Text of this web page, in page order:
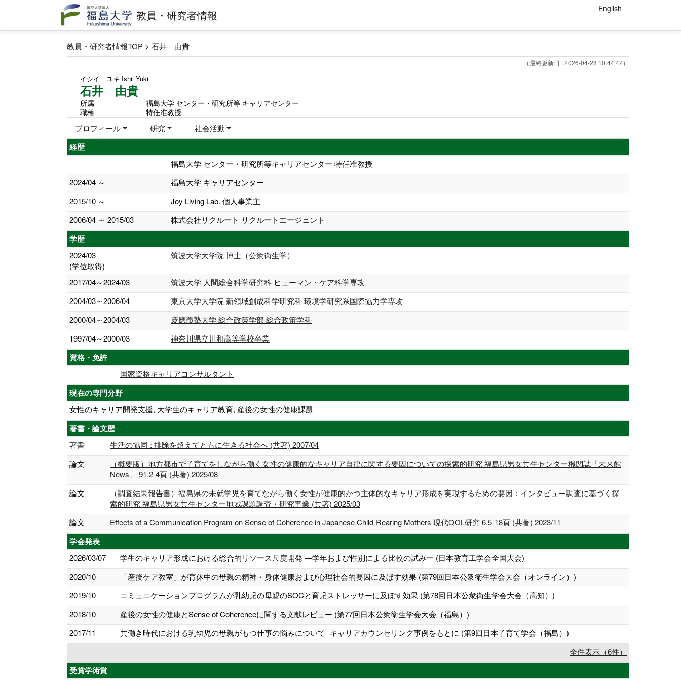
教員・研究者情報 English
教員・研究者情報TOP > 石井 由貴
（最終更新日 : 2026-04-28 10:44:42）
イシイ ユキ Ishii Yuki
石井 由貴
所属
福島大学 センター・研究所等 キャリアセンター
職種
特任准教授
プロフィール 研究 社会活動
経歴
福島大学 センター・研究所等キャリアセンター 特任准教授
2024/04 ～
福島大学 キャリアセンター
2015/10 ～
Joy Living Lab. 個人事業主
2006/04 ～ 2015/03
株式会社リクルート リクルートエージェント
学歴
2024/03
(学位取得)
筑波大学大学院 博士（公衆衛生学）
2017/04～2024/03
筑波大学 人間総合科学研究科 ヒューマン・ケア科学専攻
2004/03～2006/04
東京大学大学院 新領域創成科学研究科 環境学研究系国際協力学専攻
2000/04～2004/03
慶應義塾大学 総合政策学部 総合政策学科
1997/04～2000/03
神奈川県立川和高等学校卒業
資格・免許
国家資格キャリアコンサルタント
現在の専門分野
女性のキャリア開発支援, 大学生のキャリア教育, 産後の女性の健康課題
著書・論文歴
著書
生活の協同 : 排除を超えてともに生きる社会へ (共著) 2007/04
論文
（概要版）地方都市で子育てをしながら働く女性の健康的なキャリア自律に関する要因についての探索的研究 福島県男女共生センター機関誌「未来館
News」 91,2-4頁 (共著) 2025/08
論文
（調査結果報告書）福島県の未就学児を育てながら働く女性が健康的かつ主体的なキャリア形成を実現するための要因：インタビュー調査に基づく探
索的研究 福島県男⼥共⽣センター地域課題調査・研究事業 (共著) 2025/03
論文
Effects of a Communication Program on Sense of Coherence in Japanese Child-Rearing Mothers 現代QOL研究 6,5-18頁 (共著) 2023/11
学会発表
2026/03/07
学生のキャリア形成における総合的リソース尺度開発 ―学年および性別による比較の試みー (日本教育工学会全国大会)
2020/10
「産後ケア教室」が育休中の母親の精神・身体健康および心理社会的要因に及ぼす効果 (第79回日本公衆衛生学会大会（オンライン）)
2019/10
コミュニケーションプログラムが乳幼児の母親のSOCと育児ストレッサーに及ぼす効果 (第78回日本公衆衛生学会大会（高知）)
2018/10
産後の女性の健康とSense of Coherenceに関する文献レビュー (第77回日本公衆衛生学会大会（福島）)
2017/11
共働き時代における乳幼児の母親がもつ仕事の悩みについて−キャリアカウンセリング事例をもとに (第9回日本子育て学会（福島）)
全件表示（6件）
受賞学術賞